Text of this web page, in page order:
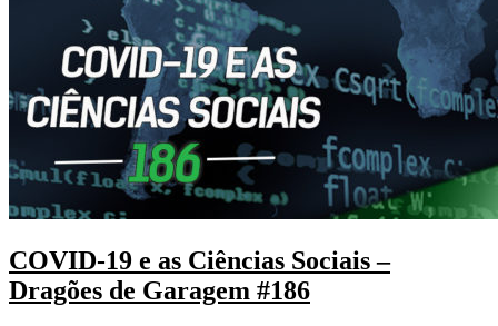
COVID-19 e as Ciências Sociais –
Dragões de Garagem #186